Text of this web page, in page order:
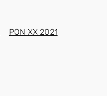
PON XX 2021